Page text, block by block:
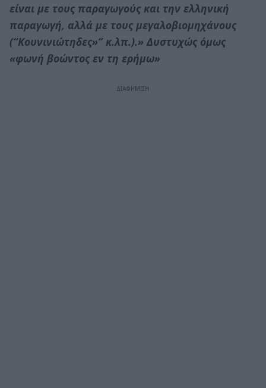
είναι με τους παραγωγούς και την ελληνική
παραγωγή, αλλά με τους μεγαλοβιομηχάνους
(“Κουνινιώτηδες»” κ.λπ.).» Δυστυχώς όμως
«φωνή βοώντος εν τη ερήμω»